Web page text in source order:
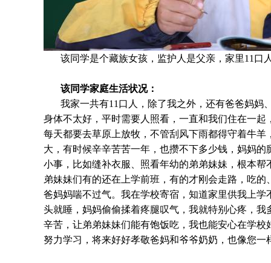
该同学是个藏族女孩，监护人是父亲，家里11口
该同学家庭生活状况：
我家一共有11口人，除了我之外，还有爸爸妈妈
身体不太好，平时需要人照看，一直和我们住在一
每天都要去草原上放牧，不管刮风下雨都得守着牛
大，有时候辛辛苦苦一年，也攒不下多少钱，妈妈
小事，比如缝补衣服、照看年幼的弟弟妹妹，根本
弟妹妹们有的还在上学前班，有的才刚会走路，吃
爸妈妈喘不过气。我在学校寄宿，知道家里供我上
头就睡，妈妈偷偷揉着疼腿叹气，我就特别心疼，
辛苦，让弟弟妹妹们能有饱饭吃，我也能安心在学
努力学习，将来好好孝敬爸妈和爷爷奶奶，也像您一